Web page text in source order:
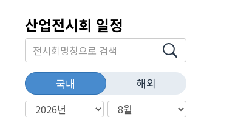
산업전시회 일정
국내 해외